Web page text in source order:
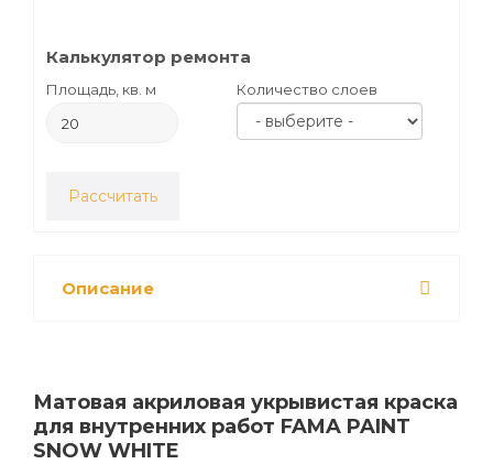
Калькулятор ремонта
Площадь, кв. м Количество слоев
Рассчитать
Описание
Матовая акриловая укрывистая краска
для внутренних работ FAMA PAINT
SNOW WHITE